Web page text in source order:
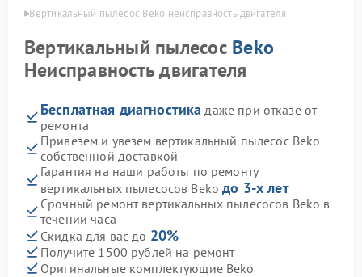
Вертикальный пылесос Beko неисправность двигателя
Вертикальный пылесос Beko
Неисправность двигателя
Бесплатная диагностика даже при отказе от
ремонта
Привезем и увезем вертикальный пылесос Beko
собственной доставкой
Гарантия на наши работы по ремонту
вертикальных пылесосов Bekoдо 3-х лет
Срочный ремонт вертикальных пылесосов Beko в
течении часа
Скидка для вас до 20%
Получите 1500 рублей на ремонт
Оригинальные комплектующие Beko